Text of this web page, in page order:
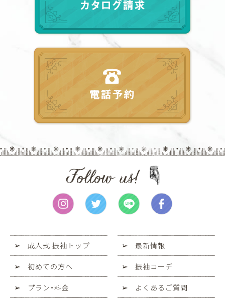
成人式 振袖トップ 最新情報
初めての方へ 振袖コーデ
プラン・料金 よくあるご質問